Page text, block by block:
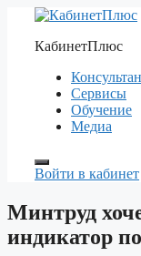
Перейти
содержимому
КабинетПлюс
Сервисы
Обучение
Медиа
Войти в кабинет
Минтруд
индикатор